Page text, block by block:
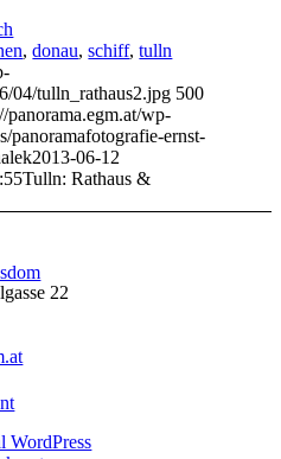
,donau,schiff,tulln
04/tulln_rathaus2.jpg 500
panorama.egm.at/wp-
panoramafotografie-ernst-
2013-06-12
Tulln: Rathaus &
22